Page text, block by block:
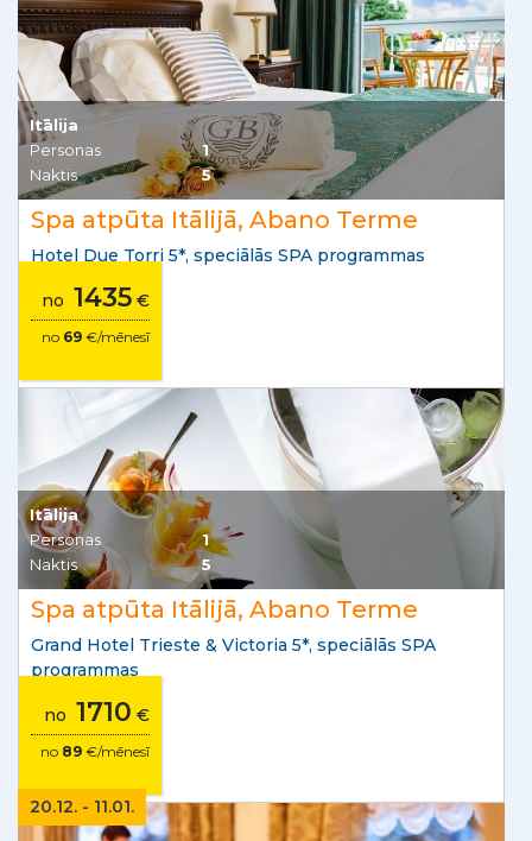
Itālija
Personas
1
Naktis
5
Spa atpūta Itālijā, Abano Terme
Hotel Due Torri 5*, speciālās SPA programmas
no 1435 €
no 69 €/mēnesī
Itālija
Personas
1
Naktis
5
Spa atpūta Itālijā, Abano Terme
Grand Hotel Trieste & Victoria 5*, speciālās SPA
programmas
no 1710 €
no 89 €/mēnesī
20.12. - 11.01.